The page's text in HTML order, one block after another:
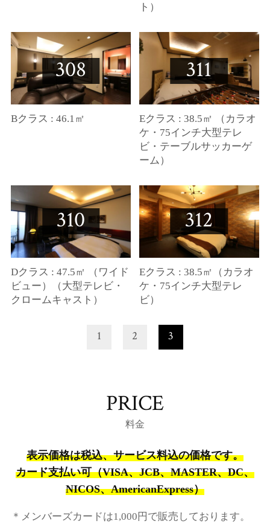
ト）
308
Bクラス : 46.1㎡
311
Eクラス : 38.5㎡ （カラオ
ケ・75インチ大型テレ
ビ・テーブルサッカーゲ
ーム）
310
Dクラス : 47.5㎡ （ワイド
ビュー）（大型テレビ・
クロームキャスト）
312
Eクラス : 38.5㎡（カラオ
ケ・75インチ大型テレ
ビ）
1 2 3
PRICE
料金
表示価格は税込、サービス料込の価格です。
カード支払い可（VISA、JCB、MASTER、DC、
NICOS、AmericanExpress）
＊メンバーズカードは1,000円で販売しております。